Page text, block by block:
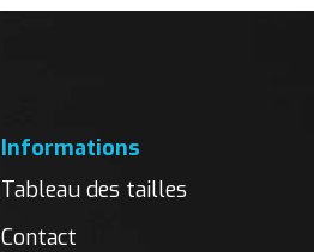
Informations
Tableau des tailles
Contact